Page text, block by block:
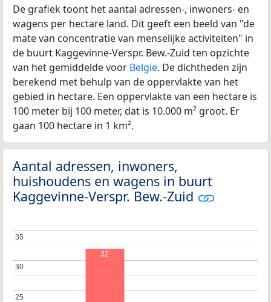
De grafiek toont het aantal adressen-, inwoners- en
wagens per hectare land. Dit geeft een beeld van "de
mate van concentratie van menselijke activiteiten" in
de buurt Kaggevinne-Verspr. Bew.-Zuid ten opzichte
van het gemiddelde voor België. De dichtheden zijn
berekend met behulp van de oppervlakte van het
gebied in hectare. Een oppervlakte van een hectare is
100 meter bij 100 meter, dat is 10.000 m² groot. Er
gaan 100 hectare in 1 km².
Aantal adressen, inwoners,
huishoudens en wagens in buurt
Kaggevinne-Verspr. Bew.-Zuid
25
25
30
30
35
35
32